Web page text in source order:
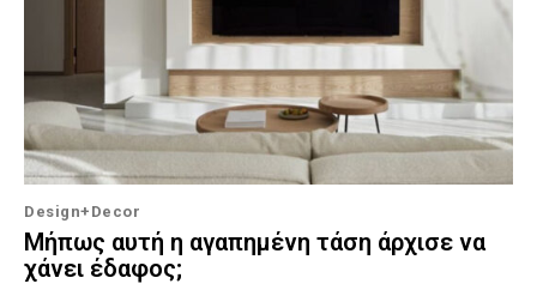
Design+Decor
Μήπως αυτή η αγαπημένη τάση άρχισε να
χάνει έδαφος;